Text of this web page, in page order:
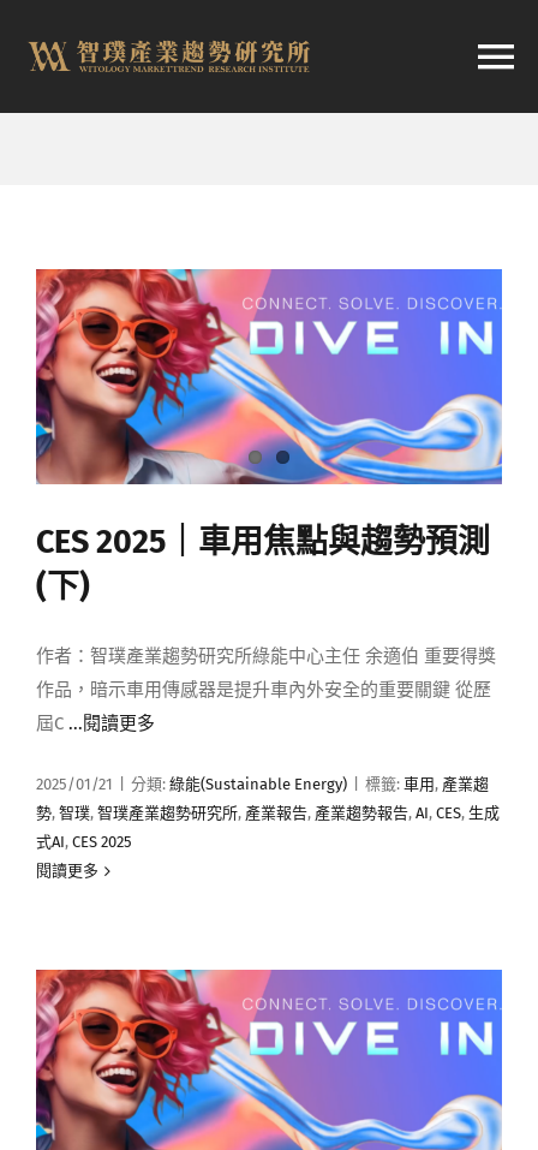
容
航
市場快訊
產業日報
媒體曝光
會員帳號
中文
CES 2025｜車用焦點與趨勢預測
(下)
作者：智璞產業趨勢研究所綠能中心主任 余適伯 重要得獎
作品，暗示車用傳感器是提升車內外安全的重要關鍵 從歷
屆C ...閱讀更多
2025/01/21 分類: 綠能(Sustainable Energy) 標籤: 車用, 產業趨
勢, 智璞, 智璞產業趨勢研究所, 產業報告, 產業趨勢報告, AI, CES, 生成
式AI, CES 2025
閱讀更多